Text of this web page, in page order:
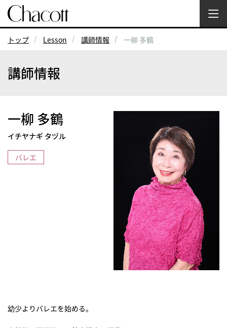
トップ Lesson 講師情報 一柳 多鶴
講師情報
一柳 多鶴
イチヤナギ タヅル
バレエ
幼少よりバレエを始める。